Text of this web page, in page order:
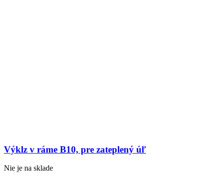
Výklz v ráme B10, pre zateplený úľ
Nie je na sklade